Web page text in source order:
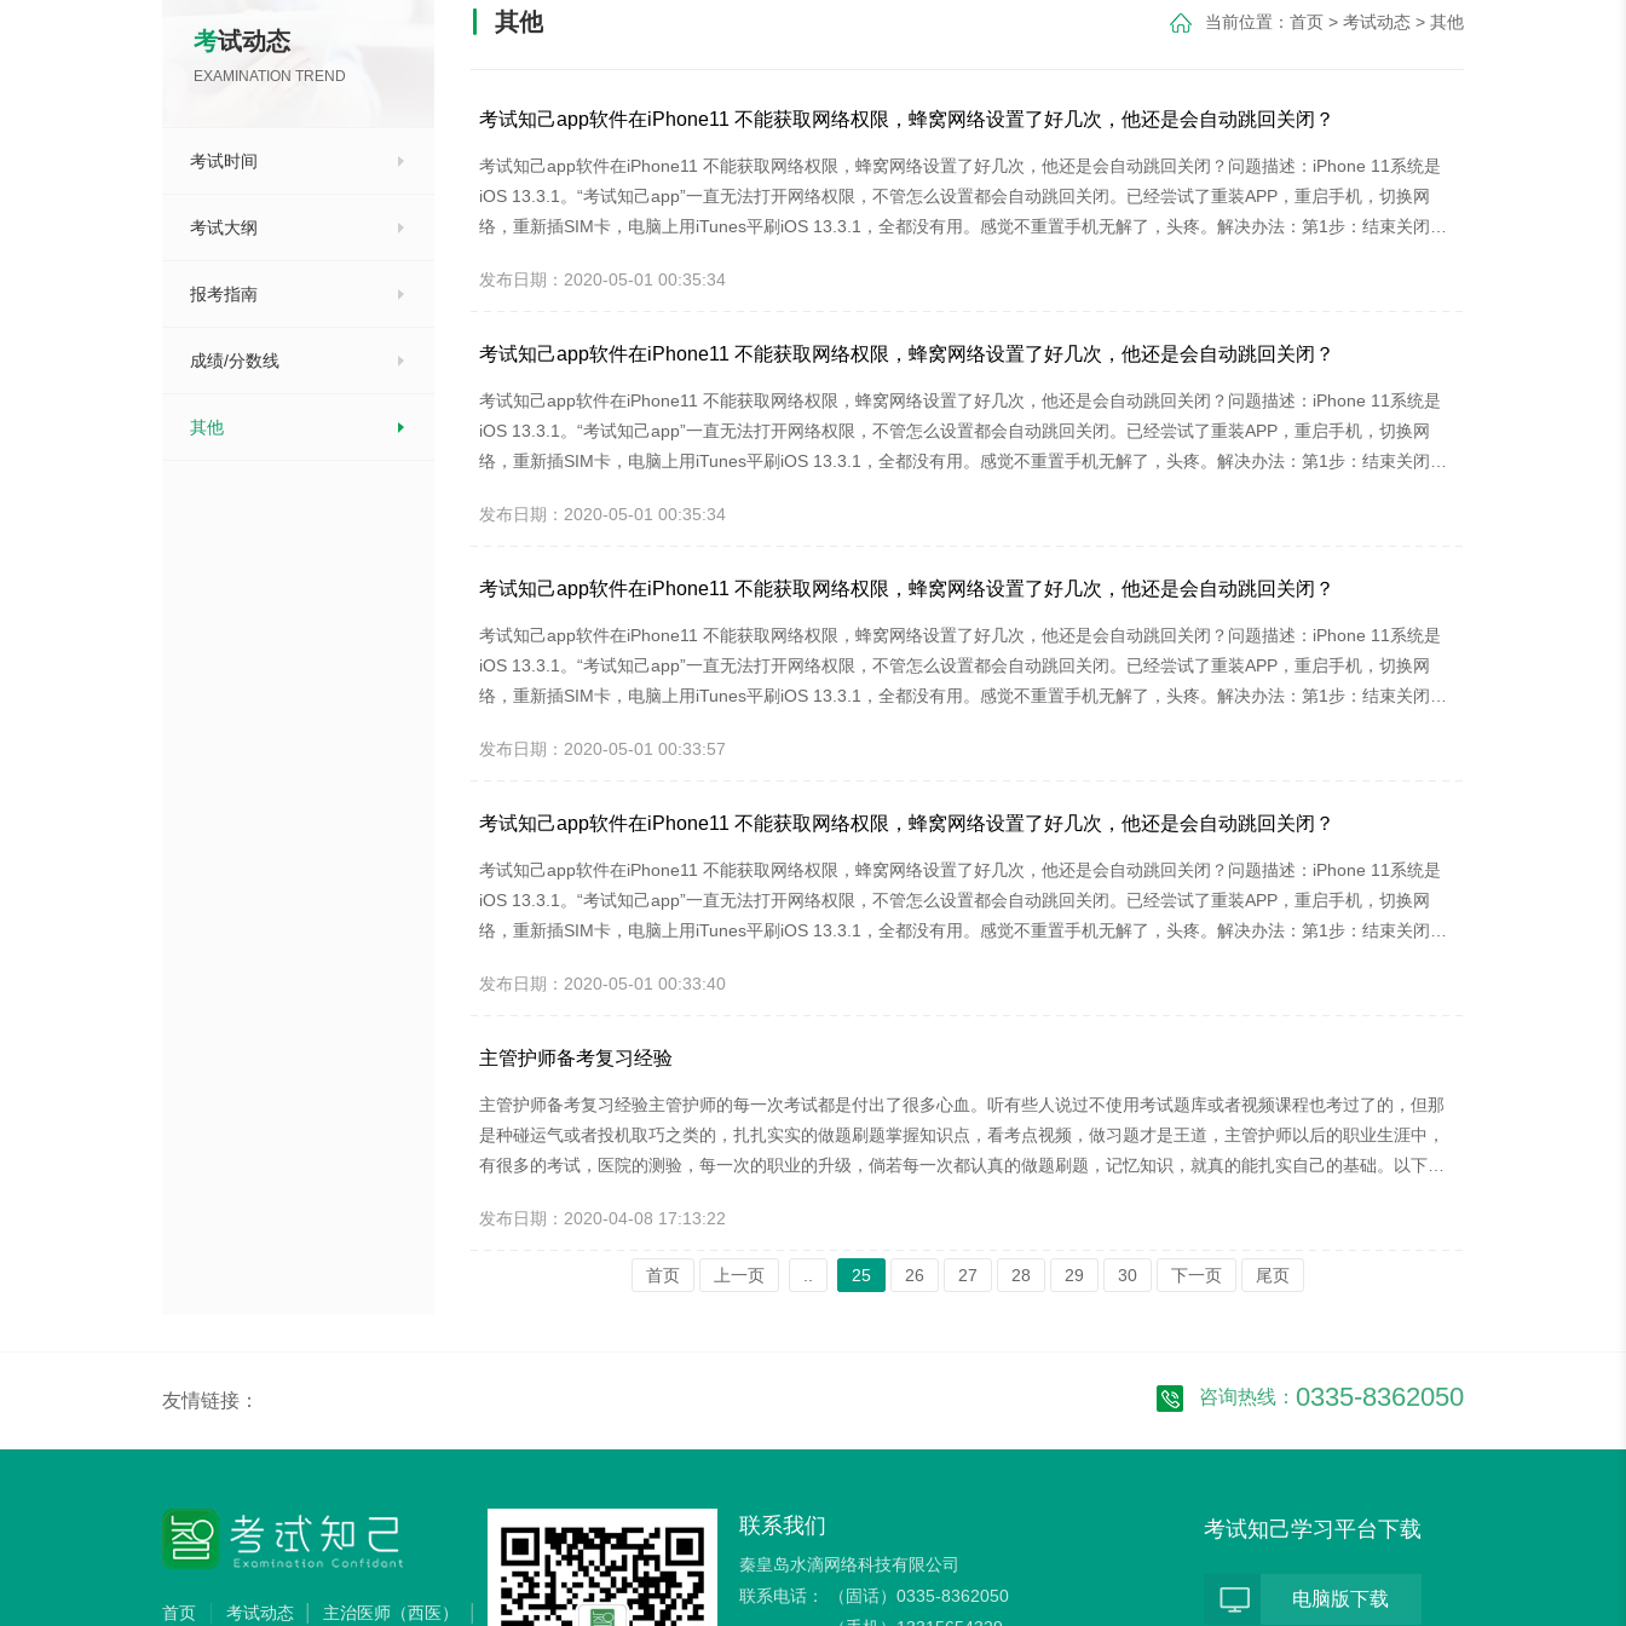
考试动态
EXAMINATION TREND
考试时间
考试大纲
报考指南
成绩/分数线
其他
其他 当前位置： 首页> 考试动态> 其他
考试知己app软件在iPhone11 不能获取网络权限，蜂窝网络设置了好几次，他还是会自动跳回关闭？
考试知己app软件在iPhone11 不能获取网络权限，蜂窝网络设置了好几次，他还是会自动跳回关闭？问题描述：iPhone 11系统是
iOS 13.3.1。“考试知己app”一直无法打开网络权限，不管怎么设置都会自动跳回关闭。已经尝试了重装APP，重启手机，切换网
络，重新插SIM卡，电脑上用iTunes平刷iOS 13.3.1，全都没有用。感觉不重置手机无解了，头疼。解决办法：第1步：结束关闭考
面，找到“考试知己app”确认打开网络设置为：WLAN与蜂窝网络数据，最后打开“考试知己app”就可以正常学习使用了。
发布日期：2020-05-01 00:35:34
考试知己app软件在iPhone11 不能获取网络权限，蜂窝网络设置了好几次，他还是会自动跳回关闭？
考试知己app软件在iPhone11 不能获取网络权限，蜂窝网络设置了好几次，他还是会自动跳回关闭？问题描述：iPhone 11系统是
iOS 13.3.1。“考试知己app”一直无法打开网络权限，不管怎么设置都会自动跳回关闭。已经尝试了重装APP，重启手机，切换网
络，重新插SIM卡，电脑上用iTunes平刷iOS 13.3.1，全都没有用。感觉不重置手机无解了，头疼。解决办法：第1步：结束关闭考
面，找到“考试知己app”确认打开网络设置为：WLAN与蜂窝网络数据，最后打开“考试知己app”就可以正常学习使用了。
发布日期：2020-05-01 00:35:34
考试知己app软件在iPhone11 不能获取网络权限，蜂窝网络设置了好几次，他还是会自动跳回关闭？
考试知己app软件在iPhone11 不能获取网络权限，蜂窝网络设置了好几次，他还是会自动跳回关闭？问题描述：iPhone 11系统是
iOS 13.3.1。“考试知己app”一直无法打开网络权限，不管怎么设置都会自动跳回关闭。已经尝试了重装APP，重启手机，切换网
络，重新插SIM卡，电脑上用iTunes平刷iOS 13.3.1，全都没有用。感觉不重置手机无解了，头疼。解决办法：第1步：结束关闭考
面，找到“考试知己app”确认打开网络设置为：WLAN与蜂窝网络数据，最后打开“考试知己app”就可以正常学习使用了。
发布日期：2020-05-01 00:33:57
考试知己app软件在iPhone11 不能获取网络权限，蜂窝网络设置了好几次，他还是会自动跳回关闭？
考试知己app软件在iPhone11 不能获取网络权限，蜂窝网络设置了好几次，他还是会自动跳回关闭？问题描述：iPhone 11系统是
iOS 13.3.1。“考试知己app”一直无法打开网络权限，不管怎么设置都会自动跳回关闭。已经尝试了重装APP，重启手机，切换网
络，重新插SIM卡，电脑上用iTunes平刷iOS 13.3.1，全都没有用。感觉不重置手机无解了，头疼。解决办法：第1步：结束关闭考
面，找到“考试知己app”确认打开网络设置为：WLAN与蜂窝网络数据，最后打开“考试知己app”就可以正常学习使用了。
发布日期：2020-05-01 00:33:40
主管护师备考复习经验
主管护师备考复习经验主管护师的每一次考试都是付出了很多心血。听有些人说过不使用考试题库或者视频课程也考过了的，但那
是种碰运气或者投机取巧之类的，扎扎实实的做题刷题掌握知识点，看考点视频，做习题才是王道，主管护师以后的职业生涯中，
有很多的考试，医院的测验，每一次的职业的升级，倘若每一次都认真的做题刷题，记忆知识，就真的能扎实自己的基础。以下就
听说什么好哪个贵就什么都买，汤多嚼不烂的。1、考点视频最起码看两遍，如果有时间去看第三遍，每次考过试都有人说出现了原
题的，所以尽量选择题库量知识点...
发布日期：2020-04-08 17:13:22
首页 上一页 .. 25 26 27 28 29 30 下一页 尾页
友情链接： 咨询热线： 0335-8362050
首页 考试动态 主治医师（西医）
联系我们
秦皇岛水滴网络科技有限公司
联系电话：
（固话）0335-8362050
考试知己学习平台下载
电脑版下载